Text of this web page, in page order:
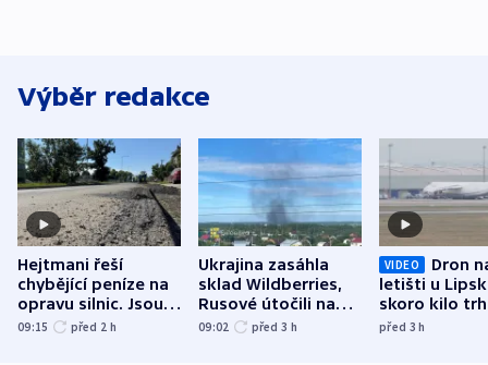
Výběr redakce
Hejtmani řeší
chybějící peníze na
opravu silnic. Jsou
nenárokové, namítá
09:15 před 2 h
Ukrajina zasáhla
sklad Wildberries,
Rusové útočili na
trh, hasiče či
09:02 před 3 h
VIDEO
Dron
letišti u
skoro kilo
indicie
před 3h